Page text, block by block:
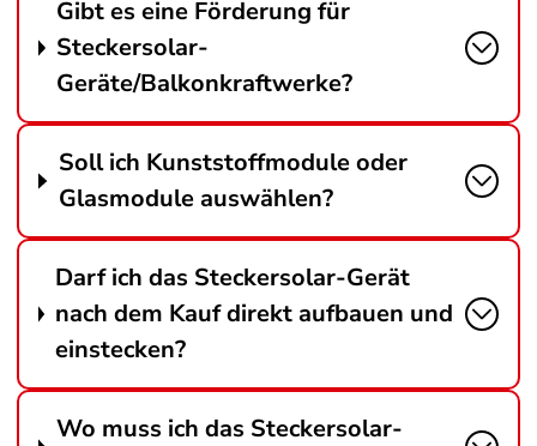
Gibt es eine Förderung für
Steckersolar-
Geräte/Balkonkraftwerke?
Soll ich Kunststoffmodule oder
Glasmodule auswählen?
Darf ich das Steckersolar-Gerät
nach dem Kauf direkt aufbauen und
einstecken?
Wo muss ich das Steckersolar-